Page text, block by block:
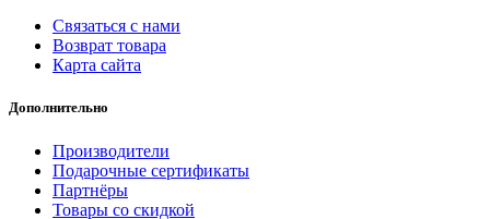
Связаться с нами
Возврат товара
Карта сайта
Дополнительно
Производители
Подарочные сертификаты
Партнёры
Товары со скидкой